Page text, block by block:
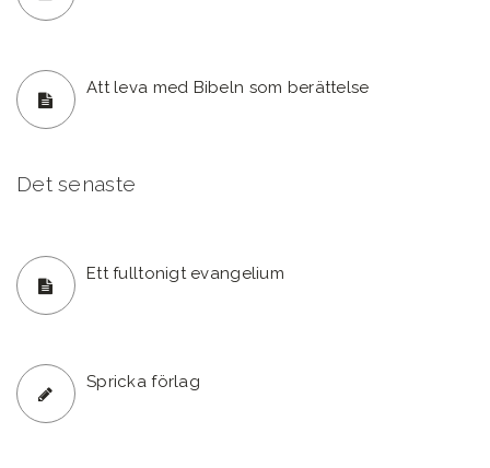
Att leva med Bibeln som berättelse
Det senaste
Ett fulltonigt evangelium
Spricka förlag